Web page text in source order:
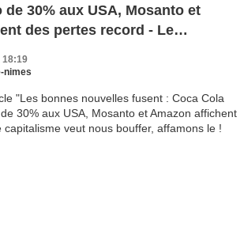
de 30% aux USA, Mosanto et
des pertes record - Le
18:19
nimes